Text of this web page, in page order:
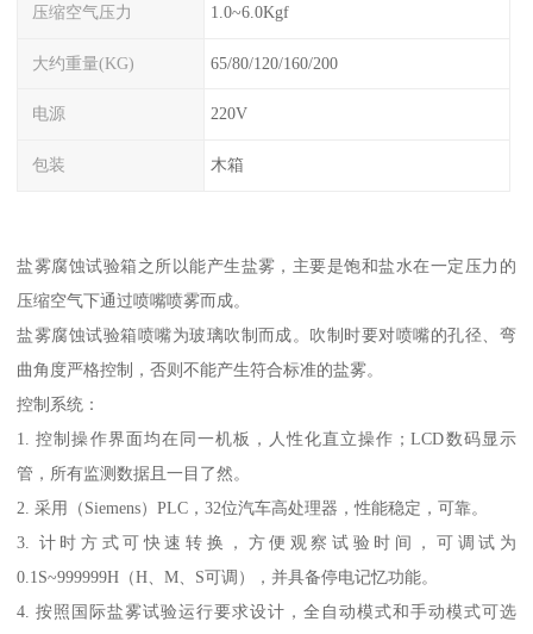
压缩空气压力 1.0~6.0Kgf
大约重量(KG) 65/80/120/160/200
电源 220V
包装 木箱
盐雾腐蚀试验箱之所以能产生盐雾，主要是饱和盐水在一定压力的
压缩空气下通过喷嘴喷雾而成。
盐雾腐蚀试验箱喷嘴为玻璃吹制而成。吹制时要对喷嘴的孔径、弯
曲角度严格控制，否则不能产生符合标准的盐雾。
控制系统：
1. 控制操作界面均在同一机板，人性化直立操作；LCD数码显示
管，所有监测数据且一目了然。
2. 采用（Siemens）PLC，32位汽车高处理器，性能稳定，可靠。
3. 计时方式可快速转换，方便观察试验时间，可调试为
0.1S~999999H（H、M、S可调），并具备停电记忆功能。
4. 按照国际盐雾试验运行要求设计，全自动模式和手动模式可选